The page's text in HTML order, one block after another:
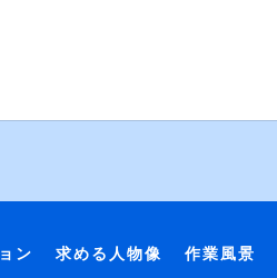
ン 求める人物像 作業風景